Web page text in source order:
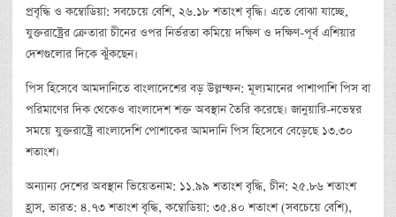
প্রবৃদ্ধি ও কম্বোডিয়া: সবচেয়ে বেশি, ২৬.১৮ শতাংশ বৃদ্ধি। এতে বোঝা যাচ্ছে,
যুক্তরাষ্ট্রের ক্রেতারা চীনের ওপর নির্ভরতা কমিয়ে দক্ষিণ ও দক্ষিণ-পূর্ব এশিয়ার
দেশগুলোর দিকে ঝুঁকছেন।
পিস হিসেবে আমদানিতে বাংলাদেশের বড় উল্লম্ফন: মূল্যমানের পাশাপাশি পিস বা
পরিমাণের দিক থেকেও বাংলাদেশ শক্ত অবস্থান তৈরি করেছে। জানুয়ারি-নভেম্বর
সময়ে যুক্তরাষ্ট্রে বাংলাদেশি পোশাকের আমদানি পিস হিসেবে বেড়েছে ১৩.৩০
শতাংশ।
অন্যান্য দেশের অবস্থান ভিয়েতনাম: ১১.৯৯ শতাংশ বৃদ্ধি, চীন: ২৫.৮৬ শতাংশ
হ্রাস, ভারত: ৪.৭৩ শতাংশ বৃদ্ধি, কম্বোডিয়া: ৩৫.৪০ শতাংশ (সবচেয়ে বেশি),